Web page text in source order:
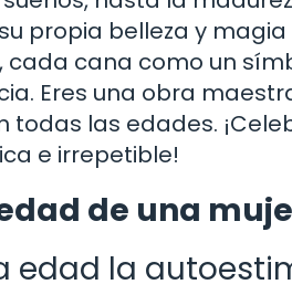
propia belleza y
cada cana como un
Eres una obra
todas las edades.
e irrepetible!
de una
edad la